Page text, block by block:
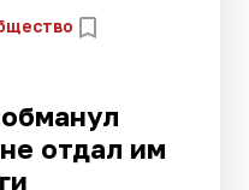
отдал им